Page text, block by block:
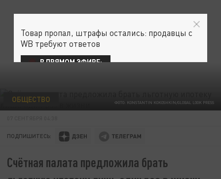
ФОТО: KONSTANTIN KOKOSHKIN/GLOBAL LOOK PRESS
ОБЩЕСТВО
ПОДПИШИТЕСЬ:
Счётная палата предложила брать
Товар пропал, штрафы остались: продавцы с
WB требуют ответов
В ПРЯМОМ ЭФИРЕ: